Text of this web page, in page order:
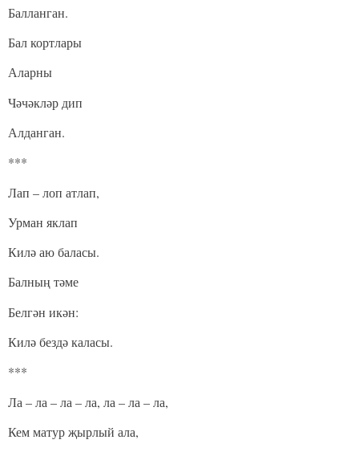
Балланган.
Бал кортлары
Аларны
Чәчәкләр дип
Алданган.
***
Лап – лоп атлап,
Урман яклап
Килә аю баласы.
Балның тәме
Белгән икән:
Килә бездә каласы.
***
Ла – ла – ла – ла, ла – ла – ла,
Кем матур җырлый ала,